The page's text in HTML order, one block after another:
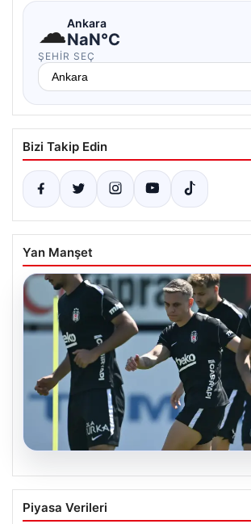
☁Ankara
NaN°C
ŞEHIR SEÇ
Bizi Takip Edin
Yan Manşet
05.08.2026
Beşiktaş Hradec Kralove Maçı
Öncesinde Leandro Trossard
Piyasa Verileri